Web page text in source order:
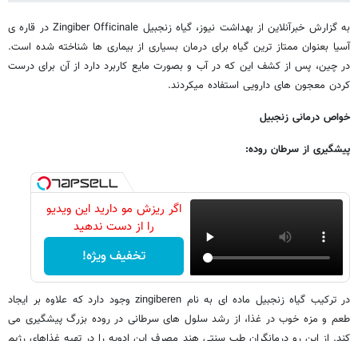
به گزارش خبرآنلاین از بهداشت نیوز، گیاه زنجبیل Zingiber Officinale در قاره ی
آسیا بعنوان ممتاز ترین گیاه برای درمان بسیاری از بیماری ها شناخته شده است.
در چین، پس از کشف این که در آب و بصورت مایع کاربرد دارد از آن برای درست
کردن معجون های دارویی استفاده میکردند.
خواص درمانی زنجبیل
پیشگیری از سرطان روده:
اگر ریزش مو دارید این ویدیو
را از دست ندهید
تخفیف ویژه!
در ترکیب گیاه زنجبیل ماده ای به نام zingiberen وجود دارد که علاوه بر ایجاد
طعم و مزه خوب در غذا، از رشد سلول های سرطانی در روده بزرگ پیشگیری می